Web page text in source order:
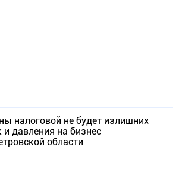
налоговой не будет излишних
и давления на бизнес
области